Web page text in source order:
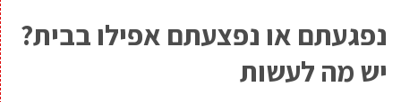
נפגעתם או נפצעתם אפילו בבית?
יש מה לעשות